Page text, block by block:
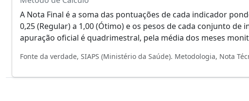
A Nota Final é a soma das pontuações de cada indicador
0,25 (Regular) a 1,00 (Ótimo) e os pesos de cada conjunto de
apuração oficial é quadrimestral, pela média dos meses
Fonte da verdade, SIAPS (Ministério da Saúde). Metodologia, Nota